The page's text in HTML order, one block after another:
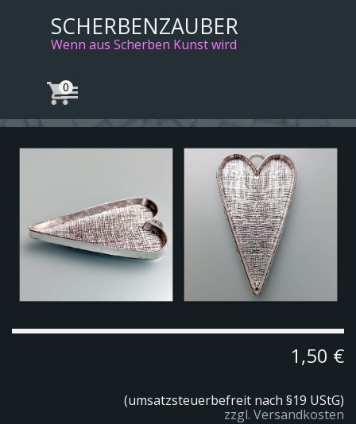
SCHERBENZAUBER
Wenn aus Scherben Kunst wird
Menü überspringen
1,50 €
(umsatzsteuerbefreit nach §19 UStG)
zzgl. Versandkosten